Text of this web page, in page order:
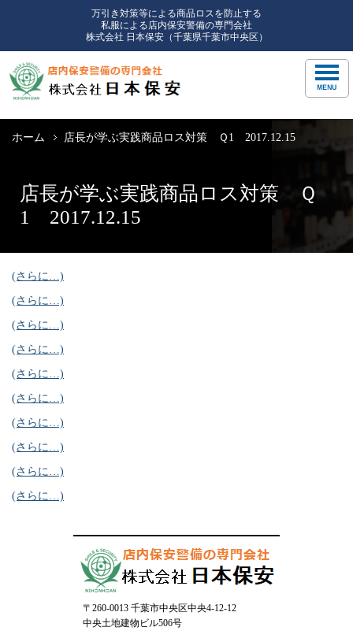
万引き対策等による商品ロスを防止する
私服による店内保安警備の専門会社
株式会社 日本保安（千葉県千葉市中央区）
ホーム 店長が学ぶ実践商品ロス対策 Ｑ1 2017.12.15
店長が学ぶ実践商品ロス対策 Ｑ
1 2017.12.15
(さらに…)
(さらに…)
(さらに…)
(さらに…)
(さらに…)
(さらに…)
(さらに…)
(さらに…)
(さらに…)
(さらに…)
〒260-0013 千葉市中央区中央4-12-12
中央土地建物ビル506号